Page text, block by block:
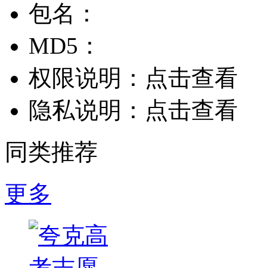
包名：
MD5：
权限说明： 点击查看
隐私说明： 点击查看
同类推荐
更多